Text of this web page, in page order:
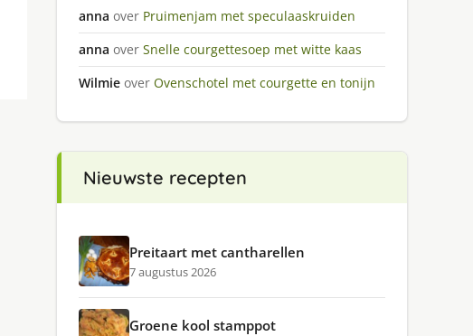
anna over Pruimenjam met speculaaskruiden
anna over Snelle courgettesoep met witte kaas
Wilmie over Ovenschotel met courgette en tonijn
Nieuwste recepten
Preitaart met cantharellen
7 augustus 2026
Groene kool stamppot